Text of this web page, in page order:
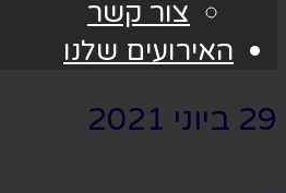
צור קשר
האירועים שלנו
29 ביוני 2021